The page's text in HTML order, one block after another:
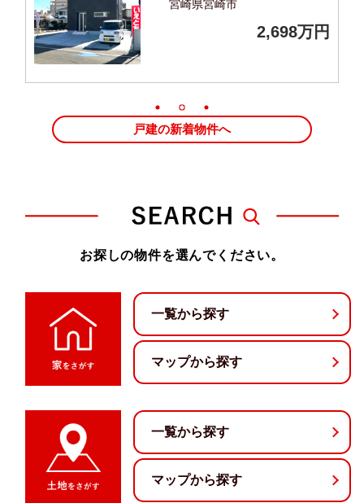
宮崎県宮崎市
2,698万円
戸建の新着物件へ
お探しの物件を選んでください。
一覧から探す
マップから探す
一覧から探す
マップから探す